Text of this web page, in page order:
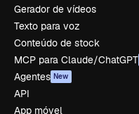
Gerador de vídeos
Texto para voz
Conteúdo de stock
MCP para Claude/ChatGPT
Agentes New
API
App móvel